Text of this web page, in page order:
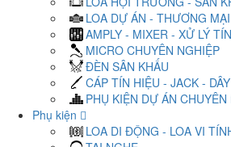
LOA DỰ ÁN - THƯƠNG MẠI
AMPLY - MIXER - XỬ LÝ
MICRO CHUYÊN NGHIỆP
ĐÈN SÂN KHẤU
CÁP TÍN HIỆU - JACK -
PHỤ KIỆN DỰ ÁN CHUYÊN
Phụ kiện
LOA DI ĐỘNG - LOA VI